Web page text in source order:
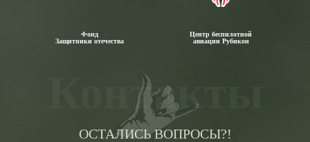
Фонд
Защитники отечества
Центр беспилотной
авиации Рубикон
Контакты
ОСТАЛИСЬ ВОПРОСЫ?!